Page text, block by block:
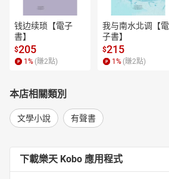
钱边续琐【電子
書】
$205
1 % (賺2點)
我与南水北调【電
子書】
$215
1 % (賺2點)
本店相關類別
文學小說 有聲書
下載樂天 Kobo 應用程式